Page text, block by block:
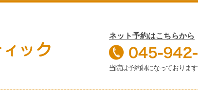
ネット予約はこちらから
当院は予約制になっております